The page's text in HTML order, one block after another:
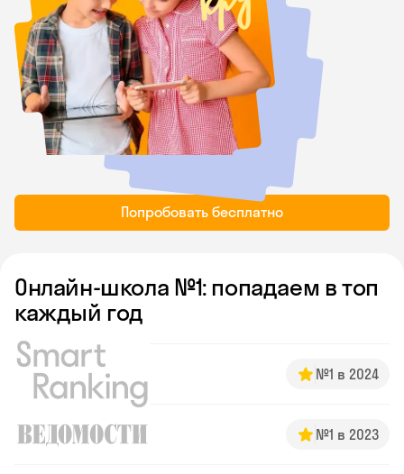
Попробовать бесплатно
Онлайн-школа №1: попадаем в топ
каждый год
№1 в 2024
№1 в 2023